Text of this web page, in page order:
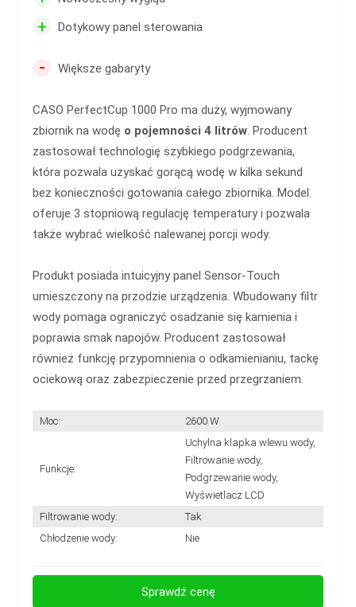
+ Dotykowy panel sterowania
- Większe gabaryty
CASO PerfectCup 1000 Pro ma duży, wyjmowany
zbiornik na wodę o pojemności 4 litrów. Producent
zastosował technologię szybkiego podgrzewania,
która pozwala uzyskać gorącą wodę w kilka sekund
bez konieczności gotowania całego zbiornika. Model
oferuje 3 stopniową regulację temperatury i pozwala
także wybrać wielkość nalewanej porcji wody.
Produkt posiada intuicyjny panel Sensor-Touch
umieszczony na przodzie urządzenia. Wbudowany filtr
wody pomaga ograniczyć osadzanie się kamienia i
poprawia smak napojów. Producent zastosował
również funkcję przypomnienia o odkamienianiu, tackę
ociekową oraz zabezpieczenie przed przegrzaniem.
Moc: 2600 W
Funkcje:
Uchylna klapka wlewu wody,
Filtrowanie wody,
Podgrzewanie wody,
Wyświetlacz LCD
Filtrowanie wody:
Tak
Chłodzenie wody:
Nie
Sprawdź cenę